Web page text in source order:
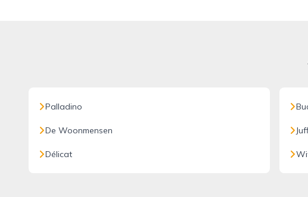
Palladino
De Woonmensen
Délicat